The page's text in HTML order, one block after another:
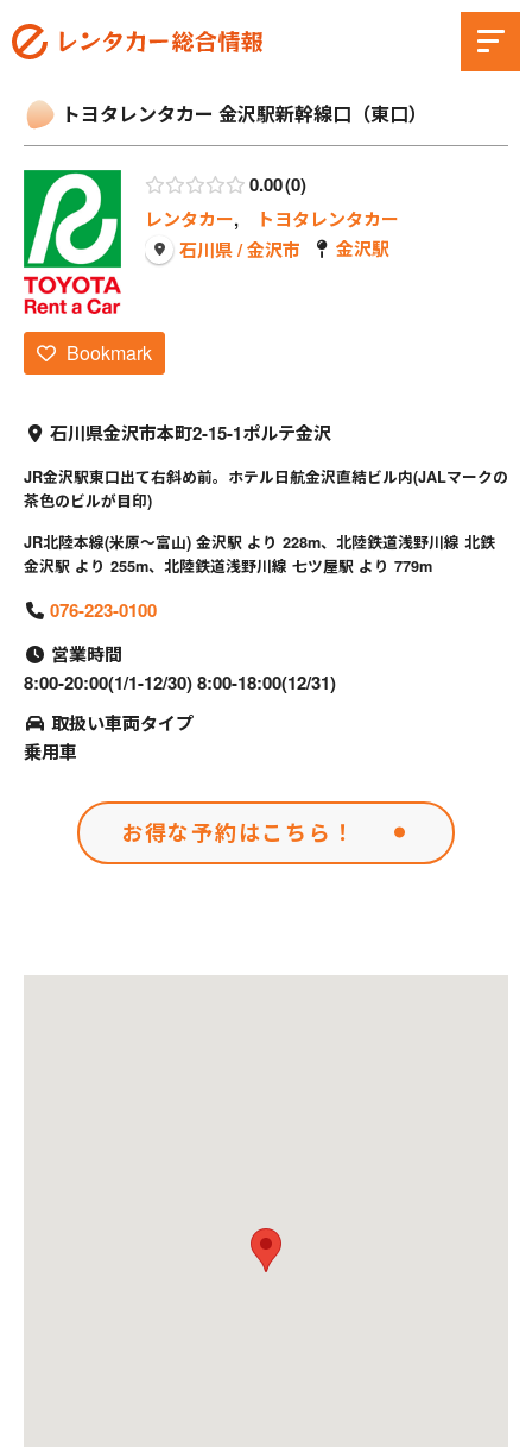
トヨタレンタカー 金沢駅新幹線口（東口）
0.00 0
レンタカー,
トヨタレンタカー
石川県 / 金沢市
金沢駅
Bookmark
石川県金沢市本町2-15-1ポルテ金沢
JR金沢駅東口出て右斜め前。ホテル日航金沢直結ビル内(JALマークの
茶色のビルが目印)
JR北陸本線(米原～富山) 金沢駅 より 228m、北陸鉄道浅野川線 北鉄
金沢駅 より 255m、北陸鉄道浅野川線 七ツ屋駅 より 779m
076-223-0100
営業時間
8:00-20:00(1/1-12/30) 8:00-18:00(12/31)
取扱い車両タイプ
乗用車
お得な予約はこちら！